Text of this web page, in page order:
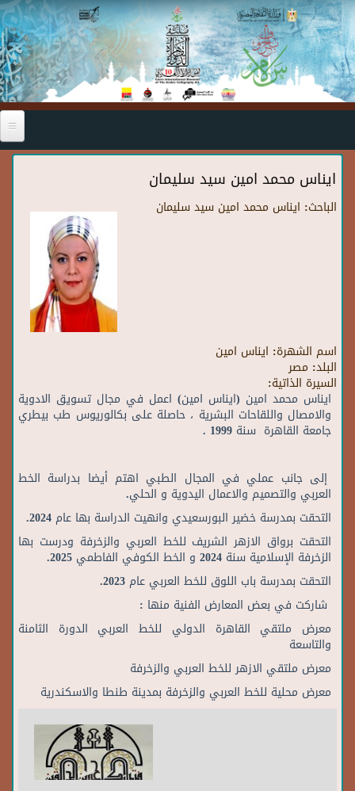
Skip to main content
ايناس محمد امين سيد سليمان
الباحث: ايناس محمد امين سيد سليمان
اسم الشهرة: ايناس امين
البلد: مصر
السيرة الذاتية:
ايناس محمد امين (ايناس امين) اعمل في مجال تسويق الادوية
والامصال واللقاحات البشرية ، حاصلة على بكالوريوس طب بيطري
جامعة القاهرة سنة 1999 .
إلى جانب عملي في المجال الطبي اهتم أيضا بدراسة الخط
العربي والتصميم والاعمال اليدوية و الحلي.
التحقت بمدرسة خضير البورسعيدي وانهيت الدراسة بها عام 2024.
التحقت برواق الازهر الشريف للخط العربي والزخرفة ودرست بها
الزخرفة الإسلامية سنة 2024 و الخط الكوفي الفاطمي 2025.
التحقت بمدرسة باب اللوق للخط العربي عام 2023.
شاركت في بعض المعارض الفنية منها :
معرض ملتقي القاهرة الدولي للخط العربي الدورة الثامنة
والتاسعة
معرض ملتقي الازهر للخط العربي والزخرفة
معرض محلية للخط العربي والزخرفة بمدينة طنطا والاسكندرية